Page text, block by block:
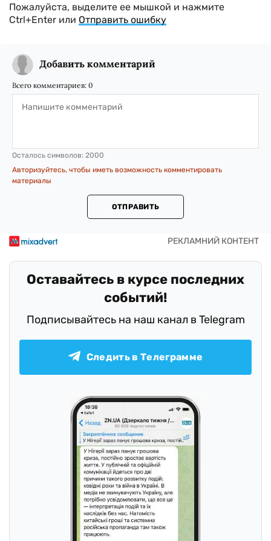
Пожалуйста, выделите ее мышкой и нажмите
Ctrl+Enter или Отправить ошибку
Добавить комментарий
Всего комментариев: 0
Осталось символов: 2000
Авторизуйтесь, чтобы иметь возможность комментировать
материалы
ОТПРАВИТЬ
Оставайтесь в курсе последних
событий!
Подписывайтесь на наш канал в Telegram
Следить в Телеграмме